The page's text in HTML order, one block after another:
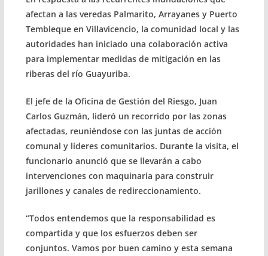
afectan a las veredas Palmarito, Arrayanes y Puerto
Tembleque en Villavicencio, la comunidad local y las
autoridades han iniciado una colaboración activa
para implementar medidas de mitigación en las
riberas del río Guayuriba.
El jefe de la Oficina de Gestión del Riesgo, Juan
Carlos Guzmán, lideró un recorrido por las zonas
afectadas, reuniéndose con las juntas de acción
comunal y líderes comunitarios. Durante la visita, el
funcionario anunció que se llevarán a cabo
intervenciones con maquinaria para construir
jarillones y canales de redireccionamiento.
“Todos entendemos que la responsabilidad es
compartida y que los esfuerzos deben ser
conjuntos. Vamos por buen camino y esta semana